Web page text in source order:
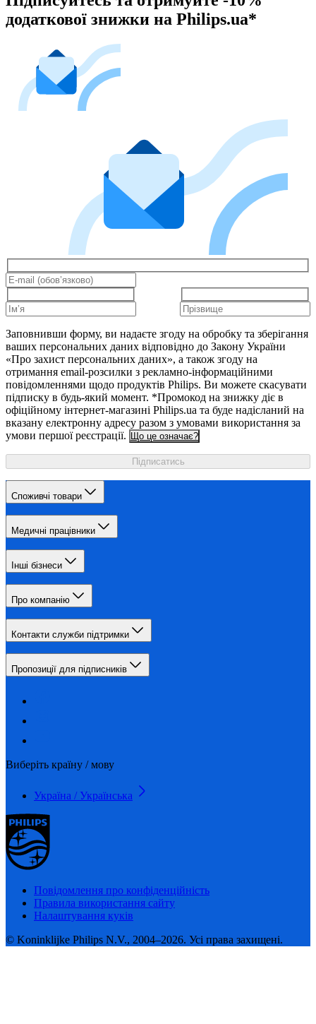
додаткової знижки на Philips.ua*
Заповнивши форму, ви надаєте згоду на обробку та зберігання
ваших персональних даних відповідно до Закону України
«Про захист персональних даних», а також згоду на
отримання email-розсилки з рекламно-інформаційними
повідомленнями щодо продуктів Philips. Ви можете скасувати
підписку в будь-який момент. *Промокод на знижку діє в
офіційному інтернет-магазині Philips.ua та буде надісланий на
вказану електронну адресу разом з умовами використання за
умови першої реєстрації. Що це означає?
Підписатись
Споживчі товари
Медичні працівники
Інші бізнеси
Про компанію
Контакти служби підтримки
Пропозиції для підписників
Виберіть країну / мову
Україна / Українська
Повідомлення про конфіденційність
Правила використання сайту
Налаштування куків
© Koninklijke Philips N.V., 2004–2026. Усі права захищені.